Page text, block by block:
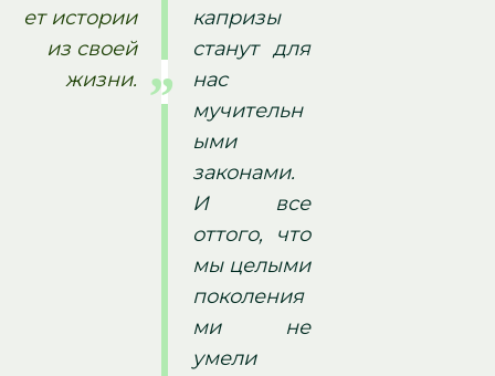
ет истории
из своей
жизни.
капризы
станут для
нас
мучительн
ыми
законами.
И все
оттого, что
мы целыми
поколения
ми не
умели